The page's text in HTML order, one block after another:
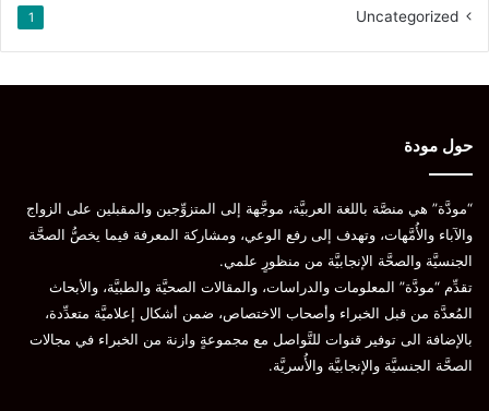
Pinterest
المصدر
الفتيات ذوات الإعاقة العقليَّة
وجهة النظر الحقوقيَّة وجهة النظر الدينيَّة
وجهة النظر القانونيَّة
Uncategorized
1
حول مودة
“مودَّة” هي منصَّة باللغة العربيَّة، موجَّهة إلى المتزوِّجين والمقبلين على الزواج
والآباء والأُمَّهات، وتهدف إلى رفع الوعي، ومشاركة المعرفة فيما يخصُّ الصحَّة
الجنسيَّة والصحَّة الإنجابيَّة من منظورٍ علمي.
تقدِّم “مودَّة” المعلومات والدراسات، والمقالات الصحيَّة والطبيَّة، والأبحاث
المُعدَّة من قبل الخبراء وأصحاب الاختصاص، ضمن أشكال إعلاميَّة متعدِّدة،
بالإضافة الى توفير قنوات للتَّواصل مع مجموعةٍ وازنة من الخبراء في مجالات
الصحَّة الجنسيَّة والإنجابيَّة والأُسريَّة.